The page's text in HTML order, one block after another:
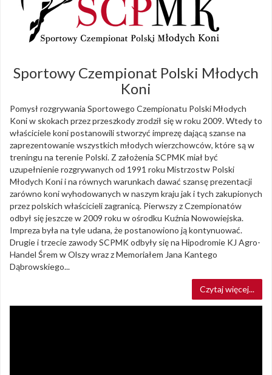
Sportowy Czempionat Polski Młodych
Koni
Pomysł rozgrywania Sportowego Czempionatu Polski Młodych
Koni w skokach przez przeszkody zrodził się w roku 2009. Wtedy to
właściciele koni postanowili stworzyć imprezę dającą szanse na
zaprezentowanie wszystkich młodych wierzchowców, które są w
treningu na terenie Polski. Z założenia SCPMK miał być
uzupełnienie rozgrywanych od 1991 roku Mistrzostw Polski
Młodych Koni i na równych warunkach dawać szansę prezentacji
zarówno koni wyhodowanych w naszym kraju jak i tych zakupionych
przez polskich właścicieli zagranicą. Pierwszy z Czempionatów
odbył się jeszcze w 2009 roku w ośrodku Kuźnia Nowowiejska.
Impreza była na tyle udana, że postanowiono ją kontynuować.
Drugie i trzecie zawody SCPMK odbyły się na Hipodromie KJ Agro-
Handel Śrem w Olszy wraz z Memoriałem Jana Kantego
Dąbrowskiego...
Czytaj więcej...